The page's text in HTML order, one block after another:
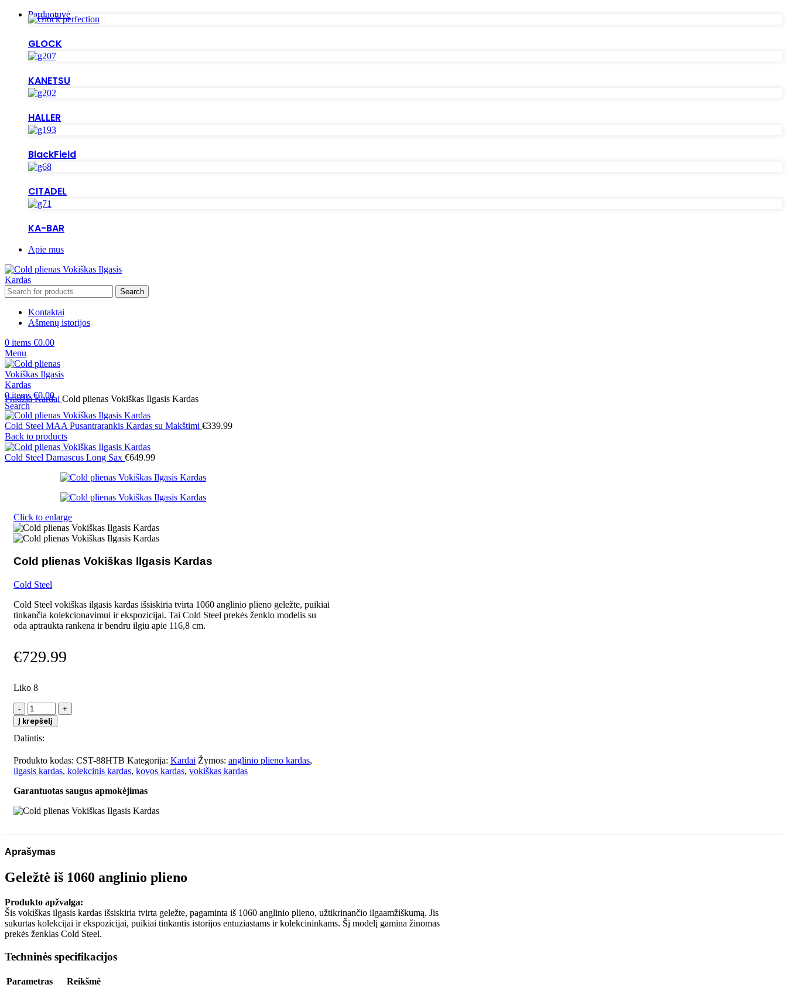
Parduotuvė
GLOCK
KANETSU
HALLER
BlackField
CITADEL
KA-BAR
Apie mus
Search
Kontaktai
Ašmenų istorijos
0 items €0.00
Menu
0items €0.00
Search
PradžiaKardai Cold plienas Vokiškas Ilgasis Kardas
Cold Steel MAA Pusantrarankis Kardas su Makštimi €339.99
Back to products
Cold Steel Damascus Long Sax €649.99
Click to enlarge
Cold plienas Vokiškas Ilgasis Kardas
Cold Steel
Cold Steel vokiškas ilgasis kardas išsiskiria tvirta 1060 anglinio plieno geležte, puikiai
tinkančia kolekcionavimui ir ekspozicijai. Tai Cold Steel prekės ženklo modelis su
oda aptraukta rankena ir bendru ilgiu apie 116,8 cm.
€729.99
Liko 8
produkto
kiekis:
Cold
plienas
Ilgasis
Kardas
Į krepšelį
Dalintis:
Produkto kodas: CST-88HTB Kategorija: Kardai Žymos: anglinio plieno kardas,
ilgasis kardas, kolekcinis kardas, kovos kardas, vokiškas kardas
Garantuotas saugus apmokėjimas
Aprašymas
Geležtė iš 1060 anglinio plieno
Produkto apžvalga:
Šis vokiškas ilgasis kardas išsiskiria tvirta geležte, pagaminta iš 1060 anglinio plieno, užtikrinančio ilgaamžiškumą. Jis
sukurtas kolekcijai ir ekspozicijai, puikiai tinkantis istorijos entuziastams ir kolekcininkams. Šį modelį gamina žinomas
prekės ženklas Cold Steel.
Techninės specifikacijos
Parametras
Reikšmė